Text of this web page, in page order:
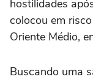
hostilidades
colocou em
Oriente Médio,
Buscando uma